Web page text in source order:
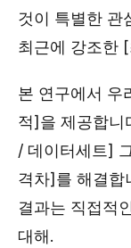
것이 특별한 관
최근에 강조한
본 연구에서 우
적]을 제공합니
/ 데이터세트]
격차]를 해결합
결과는 직접적
대해.